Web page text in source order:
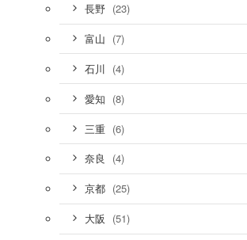
長野 (23)
富山 (7)
石川 (4)
愛知 (8)
三重 (6)
奈良 (4)
京都 (25)
大阪 (51)